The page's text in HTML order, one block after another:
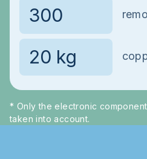
* Only the electronic
taken into account.